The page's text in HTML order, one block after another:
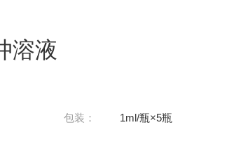
溶液
包装： 1ml/瓶×5瓶